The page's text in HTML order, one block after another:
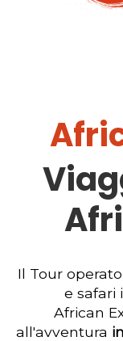
Il Tour
e safari
African
all'avventura